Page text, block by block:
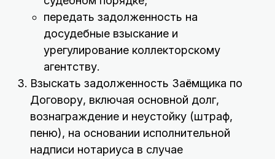
передать задолженность на
досудебные взыскание и
урегулирование коллекторскому
агентству.
Взыскать задолженность Заёмщика по
Договору, включая основной долг,
вознаграждение и неустойку (штраф,
пеню), на основании исполнительной
надписи нотариуса в случае